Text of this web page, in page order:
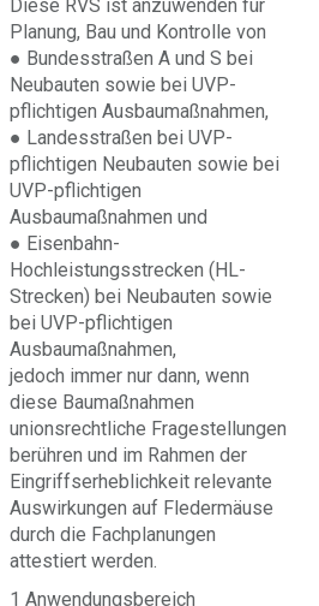
Diese RVS ist anzuwenden für
Planung, Bau und Kontrolle von
● Bundesstraßen A und S bei
Neubauten sowie bei UVP-
pflichtigen Ausbaumaßnahmen,
● Landesstraßen bei UVP-
pflichtigen Neubauten sowie bei
UVP-pflichtigen
Ausbaumaßnahmen und
● Eisenbahn-
Hochleistungsstrecken (HL-
Strecken) bei Neubauten sowie
bei UVP-pflichtigen
Ausbaumaßnahmen,
jedoch immer nur dann, wenn
diese Baumaßnahmen
unionsrechtliche Fragestellungen
berühren und im Rahmen der
Eingriffserheblichkeit relevante
Auswirkungen auf Fledermäuse
durch die Fachplanungen
attestiert werden.
1 Anwendungsbereich